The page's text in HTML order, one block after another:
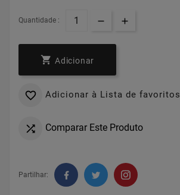
Quantidade :
 Adicionar
 Adicionar à Lista de favoritos
 Comparar Este Produto
Partilhar: